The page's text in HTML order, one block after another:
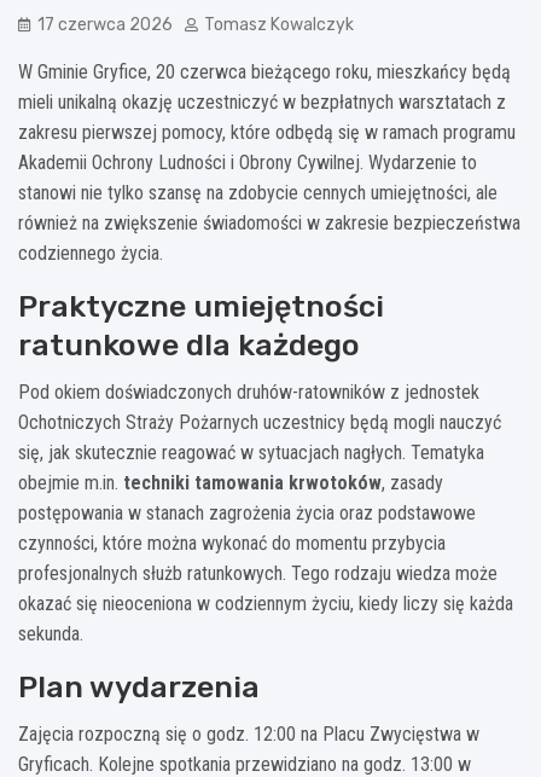
17 czerwca 2026 Tomasz Kowalczyk
W Gminie Gryfice, 20 czerwca bieżącego roku, mieszkańcy będą
mieli unikalną okazję uczestniczyć w bezpłatnych warsztatach z
zakresu pierwszej pomocy, które odbędą się w ramach programu
Akademii Ochrony Ludności i Obrony Cywilnej. Wydarzenie to
stanowi nie tylko szansę na zdobycie cennych umiejętności, ale
również na zwiększenie świadomości w zakresie bezpieczeństwa
codziennego życia.
Praktyczne umiejętności
ratunkowe dla każdego
Pod okiem doświadczonych druhów-ratowników z jednostek
Ochotniczych Straży Pożarnych uczestnicy będą mogli nauczyć
się, jak skutecznie reagować w sytuacjach nagłych. Tematyka
obejmie m.in. techniki tamowania krwotoków, zasady
postępowania w stanach zagrożenia życia oraz podstawowe
czynności, które można wykonać do momentu przybycia
profesjonalnych służb ratunkowych. Tego rodzaju wiedza może
okazać się nieoceniona w codziennym życiu, kiedy liczy się każda
sekunda.
Plan wydarzenia
Zajęcia rozpoczną się o godz. 12:00 na Placu Zwycięstwa w
Gryficach. Kolejne spotkania przewidziano na godz. 13:00 w